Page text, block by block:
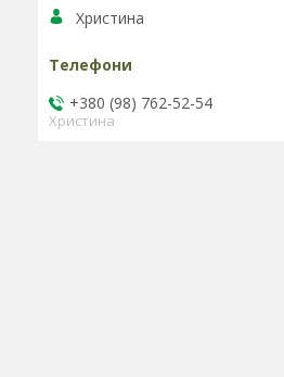
Христина
+380 (98) 762-52-54
Христина